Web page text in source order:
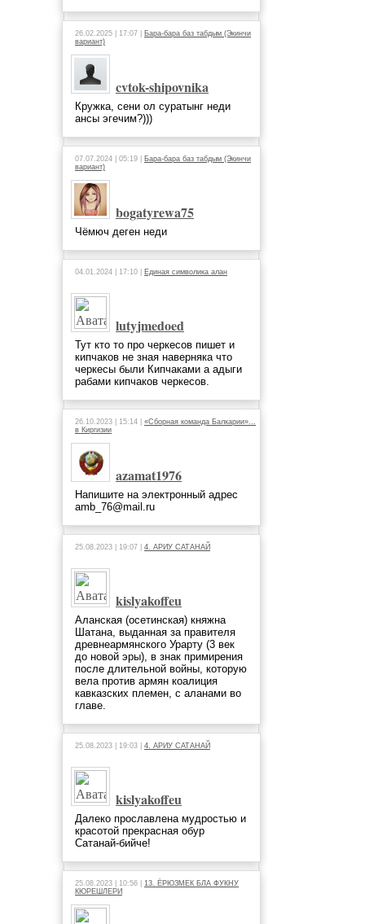
26.02.2025 | 17:07 | Бара-бара баз табдым (Экинчи
вариант)
cvtok-shipovnika
Кружка, сени ол суратынг неди
ансы эгечим?)))
07.07.2024 | 05:19 | Бара-бара баз табдым (Экинчи
вариант)
bogatyrewa75
Чёмюч деген неди
04.01.2024 | 17:10 | Единая символика алан
lutyjmedoed
Тут кто то про черкесов пишет и
кипчаков не зная наверняка что
черкесы были Кипчаками а адыги
рабами кипчаков черкесов.
26.10.2023 | 15:14 | «Сборная команда Балкарии»…
в Киргизии
azamat1976
Напишите на электронный адрес
amb_76@mail.ru
25.08.2023 | 19:07 | 4. АРИУ САТАНАЙ
kislyakoffeu
Аланская (осетинская) княжна
Шатана, выданная за правителя
древнеармянского Урарту (3 век
до новой эры), в знак примирения
после длительной войны, которую
вела против армян коалиция
кавказских племен, с аланами во
главе.
25.08.2023 | 19:03 | 4. АРИУ САТАНАЙ
kislyakoffeu
Далеко прославлена мудростью и
красотой прекрасная обур
Сатанай-бийче!
25.08.2023 | 10:56 | 13. ЁРЮЗМЕК БЛА ФУКНУ
КЮРЕШЛЕРИ